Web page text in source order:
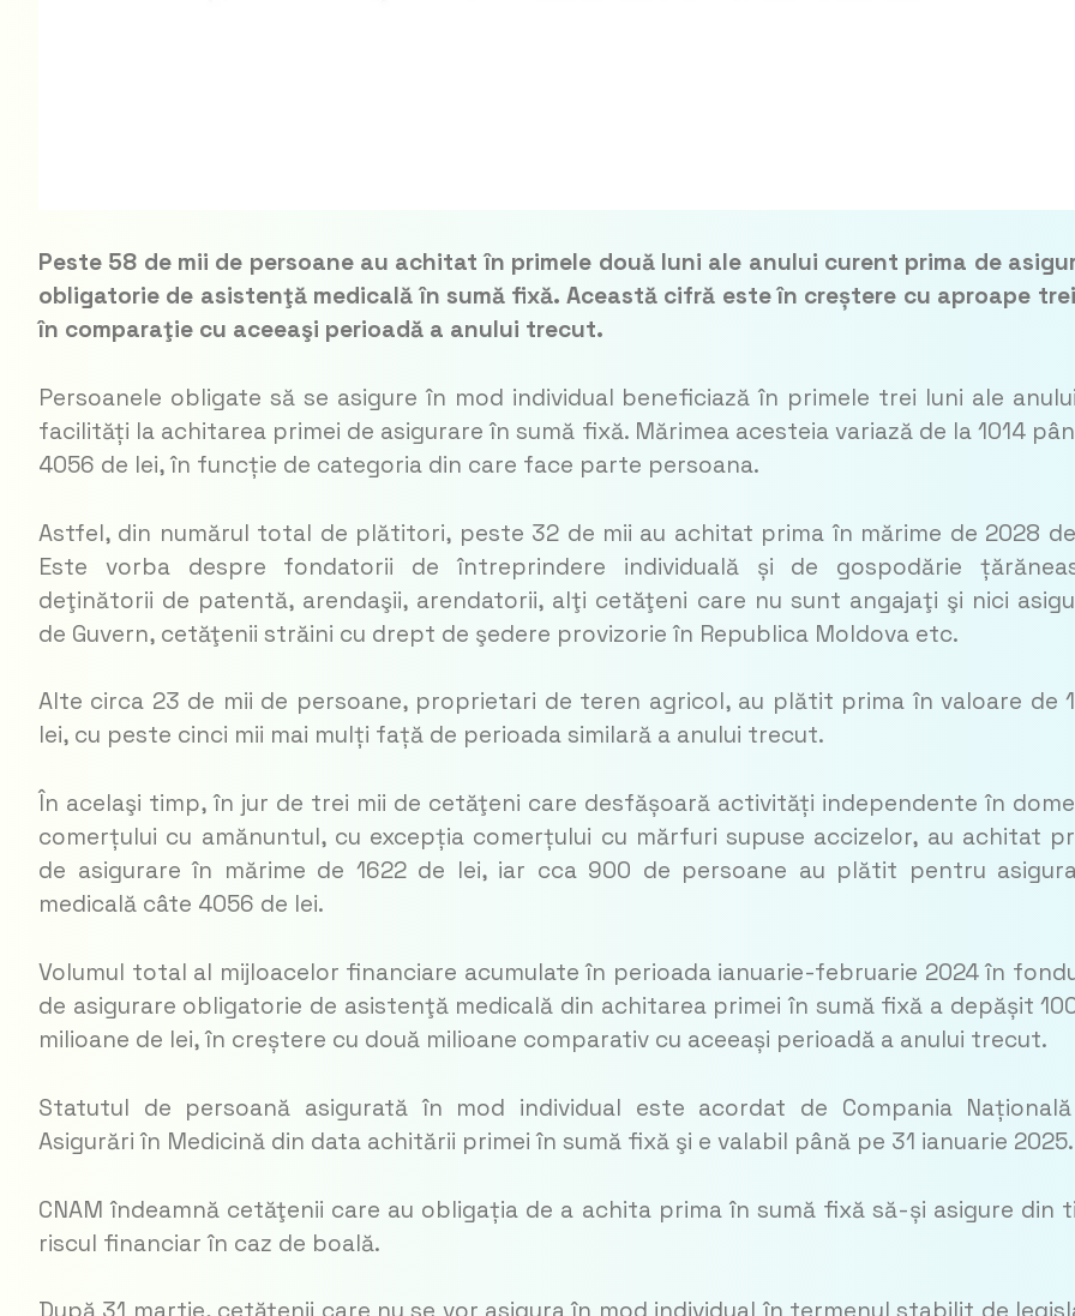
Peste 58 de mii de persoane au achitat în primele două luni ale anului curent prima de
obligatorie de asistenţă medicală în sumă fixă. Această cifră este în creștere cu aproape
în comparaţie cu aceeaşi perioadă a anului trecut.
Persoanele obligate să se asigure în mod individual beneficiază în primele trei luni ale
facilități la achitarea primei de asigurare în sumă fixă. Mărimea acesteia variază de la 1014
4056 de lei, în funcție de categoria din care face parte persoana.
Astfel, din numărul total de plătitori, peste 32 de mii au achitat prima în mărime de 2028
Este vorba despre fondatorii de întreprindere individuală și de gospodărie
deţinătorii de patentă, arendaşii, arendatorii, alţi cetăţeni care nu sunt angajaţi şi nici
de Guvern, cetăţenii străini cu drept de şedere provizorie în Republica Moldova etc.
Alte circa 23 de mii de persoane, proprietari de teren agricol, au plătit prima în valoare de
lei, cu peste cinci mii mai mulți față de perioada similară a anului trecut.
În acelaşi timp, în jur de trei mii de cetăţeni care desfășoară activități independente în
comerțului cu amănuntul, cu excepția comerțului cu mărfuri supuse accizelor, au achitat
de asigurare în mărime de 1622 de lei, iar cca 900 de persoane au plătit pentru
medicală câte 4056 de lei.
Volumul total al mijloacelor financiare acumulate în perioada ianuarie-februarie 2024 în
de asigurare obligatorie de asistenţă medicală din achitarea primei în sumă fixă a depășit
milioane de lei, în creștere cu două milioane comparativ cu aceeași perioadă a anului trecut.
Statutul de persoană asigurată în mod individual este acordat de Compania
Asigurări în Medicină din data achitării primei în sumă fixă şi e valabil până pe 31 ianuarie 2025.
CNAM îndeamnă cetăţenii care au obligația de a achita prima în sumă fixă să-și asigure din
riscul financiar în caz de boală.